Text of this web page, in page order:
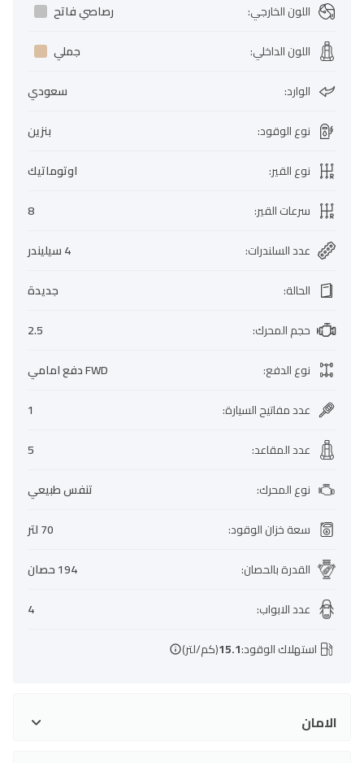
اللون الخارجي:
رصاصي فاتح
اللون الداخلي:
جملي
الوارد:
سعودي
نوع الوقود:
بنزين
نوع القير:
اوتوماتيك
سرعات القير:
8
عدد السلندرات:
4 سيليندر
الحالة:
جديدة
حجم المحرك:
2.5
نوع الدفع:
FWD دفع امامي
عدد مفاتيح السيارة:
1
عدد المقاعد:
5
نوع المحرك:
تنفس طبيعي
سعة خزان الوقود:
70 لتر
القدرة بالحصان:
194 حصان
عدد الابواب:
4
استهلاك الوقود:15.1(كم/لتر)
الامان